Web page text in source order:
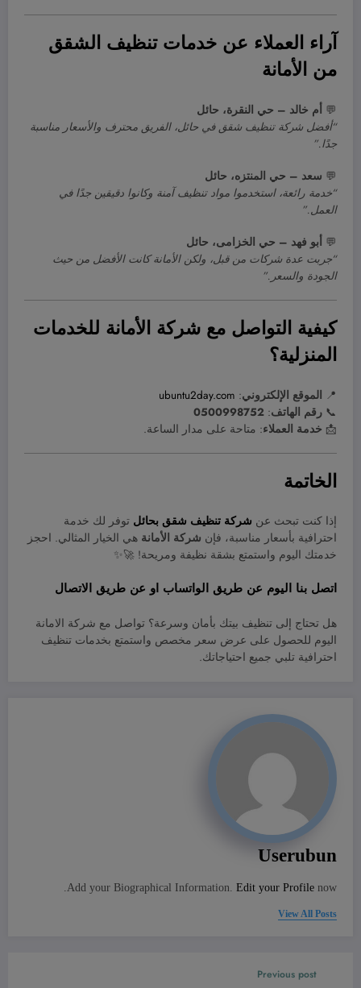
آراء العملاء عن خدمات تنظيف الشقق
من الأمانة
💬 أم خالد – حي النقرة، حائل
“أفضل شركة تنظيف شقق في حائل، الفريق محترف والأسعار مناسبة
جدًا.”
💬 سعد – حي المنتزه، حائل
“خدمة رائعة، استخدموا مواد تنظيف آمنة وكانوا دقيقين جدًا في
العمل.”
💬 أبو فهد – حي الخزامى، حائل
“جربت عدة شركات من قبل، ولكن الأمانة كانت الأفضل من حيث
الجودة والسعر.”
كيفية التواصل مع شركة الأمانة للخدمات
المنزلية؟
📍 الموقع الإلكتروني:
ubuntu2day.com
📞 رقم الهاتف:
0500998752
📩 خدمة العملاء: متاحة على مدار الساعة.
الخاتمة
إذا كنت تبحث عن شركة تنظيف شقق بحائل توفر لك خدمة
احترافية بأسعار مناسبة، فإن شركة الأمانة هي الخيار المثالي. احجز
خدمتك اليوم واستمتع بشقة نظيفة ومريحة! 🚀✨
اتصل بنا اليوم عن طريق الواتساب او عن طريق الاتصال
هل تحتاج إلى تنظيف بيتك بأمان وسرعة؟ تواصل مع شركة الامانة
اليوم للحصول على عرض سعر مخصص واستمتع بخدمات تنظيف
احترافية تلبي جميع احتياجاتك.
Userubun
Add your Biographical Information. Edit your Profile now.
View All Posts
Previous post